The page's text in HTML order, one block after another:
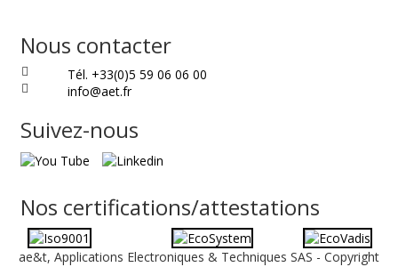
Nous contacter
Tél. +33(0)5 59 06 06 00
info@aet.fr
Suivez-nous
Nos certifications/attestations
ae&t, Applications Electroniques & Techniques SAS - Copyright